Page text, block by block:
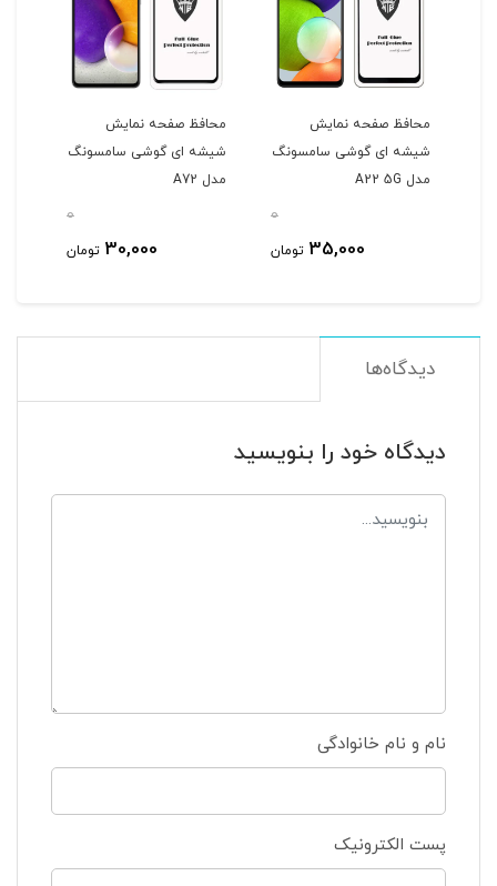
محافظ صفحه نمایش
شیشه ای گوشی سامسونگ
مدل A22 5G
0
35,000 تومان
محافظ صفحه نمایش
شیشه ای گوشی سامسونگ
مدل A72
0
30,000 تومان
دیدگاه‌ها
دیدگاه خود را بنویسید
نام و نام خانوادگی
پست الکترونیک